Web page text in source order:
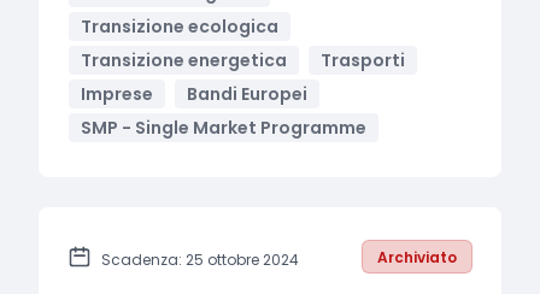
Transizione ecologica
Transizione energetica
Trasporti
Imprese
Bandi Europei
SMP - Single Market Programme
Scadenza: 25 ottobre 2024 Archiviato